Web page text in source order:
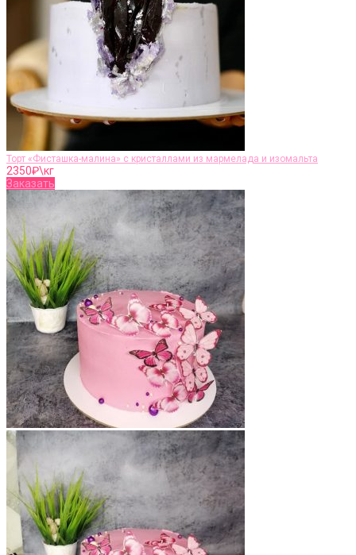
Торт «Фисташка-малина» с кристаллами из мармелада и изомальта
2350₽\кг
Заказать